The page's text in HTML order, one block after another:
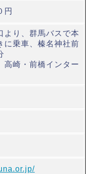
円
り、群馬バスで本
に乗車、榛名神社前
崎・前橋インター